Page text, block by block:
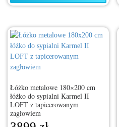
Łóżko metalowe 180×200 cm
łóżko do sypialni Karmel II
LOFT z tapicerowanym
zagłowiem